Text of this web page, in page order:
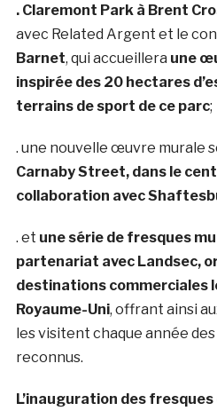
. Claremont Park à Brent
avec Related Argent et le
Barnet, qui accueillera une
inspirée des 20 hectares
terrains de sport de ce parc;
. une nouvelle œuvre murale
Carnaby Street, dans le
collaboration avec
. et une série de fresques
partenariat avec Landsec,
destinations commerciales
Royaume-Uni, offrant ainsi
les visitent chaque année
reconnus.
L’inauguration des